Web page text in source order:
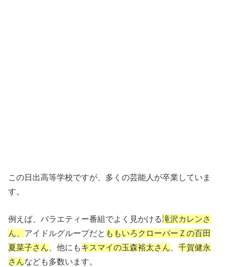
この日出高等学校ですが、多くの芸能人が卒業していま
す。
例えば、バラエティー番組でよく見かける滝沢カレンさ
ん、 アイドルグループだと ももいろクローバーＺの百田
夏菜子さん 、他にもキスマイの玉森裕太さん 、千賀健永
さんなども多数います。